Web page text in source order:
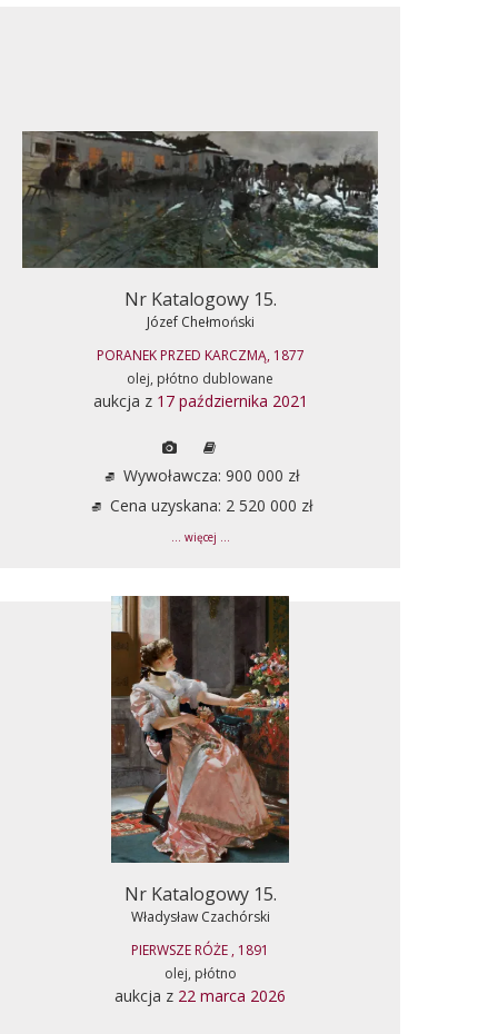
Nr Katalogowy 15.
Józef Chełmoński
PORANEK PRZED KARCZMĄ, 1877
olej, płótno dublowane
aukcja z 17 października 2021
Wywoławcza: 900 000 zł
Cena uzyskana: 2 520 000 zł
... więcej ...
Nr Katalogowy 15.
Władysław Czachórski
PIERWSZE RÓŻE , 1891
olej, płótno
aukcja z 22 marca 2026